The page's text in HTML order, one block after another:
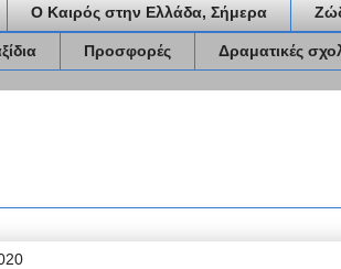
Ο Καιρός στην Ελλάδα, Σήμερα
Προσφορές Δραματικές